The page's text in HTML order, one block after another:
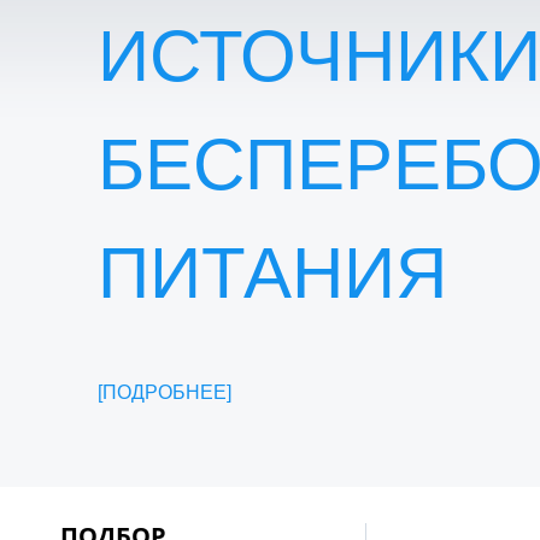
ИСТОЧНИКИ
ПИТАНИЯ
ПОДРОБНЕЕ